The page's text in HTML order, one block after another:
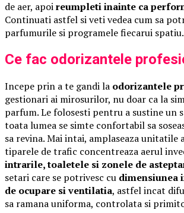
de aer, apoireumpleti inainte ca
Continuati astfel si veti vedea cum sa
parfumurile si programele fiecarui spatiu.
Ce fac odorizantele
Incepe prin a te gandi la odorizantele
gestionari ai mirosurilor, nu doar ca la
parfum. Le folosesti pentru a sustine un
toata lumea se simte confortabil sa
sa revina. Mai intai, amplaseaza unitatile
tiparele de trafic concentreaza aerul
intrarile, toaletele si zonele de
setari care se potrivesc cu dimensiunea
de ocupare si ventilatia, astfel incat
sa ramana uniforma, controlata si